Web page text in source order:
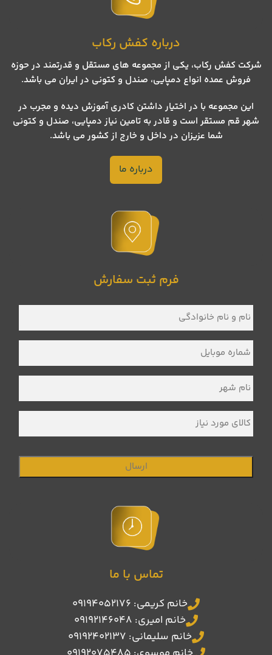
درباره کفش رکاب
شرکت کفش رکاب، یکی از مجموعه های مستقل و قدرتمند در حوزه
فروش عمده انواع دمپایی، صندل و کتونی در ایران می باشد.
این مجموعه با در اختیار داشتن کادری آموزش دیده و مجرب در
شهر قم مستقر است و قادر به تامین نیاز دمپایی، صندل و کتونی
شما عزیزان در داخل و خارج از کشور می باشد.
درباره ما
فرم ثبت سفارش
نام
و
نام
خانوادگی
*
شماره
موبایل *
نام
شهر *
کالای
مورد
نیاز
تماس با ما
خانم کریمی: 09194052176
خانم امیری: 09192146048
خانم سلیمانی: 09192402137